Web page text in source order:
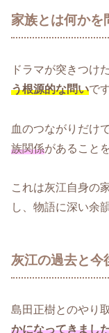
家族とは何かを
ドラマが突きつけ
う根源的な問いで
血のつながりだけ
族関係があること
これは灰江自身の
し、物語に深い余
灰江の過去と今
島田正樹とのやり
かになってきまし